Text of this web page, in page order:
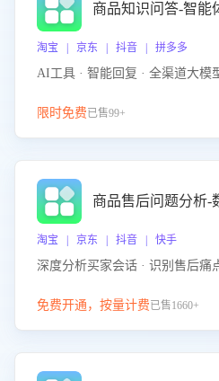
商品知识问答-智能
淘宝 | 京东 | 抖音 | 拼多多
AI工具 · 智能回复 · 全渠道大模
限时免费已售99+
商品售后问题分析-
淘宝 | 京东 | 抖音 | 快手
深度分析买家会话 · 识别售后痛
免费开通，按量计费已售1660+